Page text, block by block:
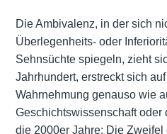
Die Ambivalenz, in der sich
Überlegenheits- oder
Sehnsüchte spiegeln, zieht
Jahrhundert, erstreckt sich
Wahrnehmung genauso wie
Geschichtswissenschaft oder
die 2000er Jahre: Die